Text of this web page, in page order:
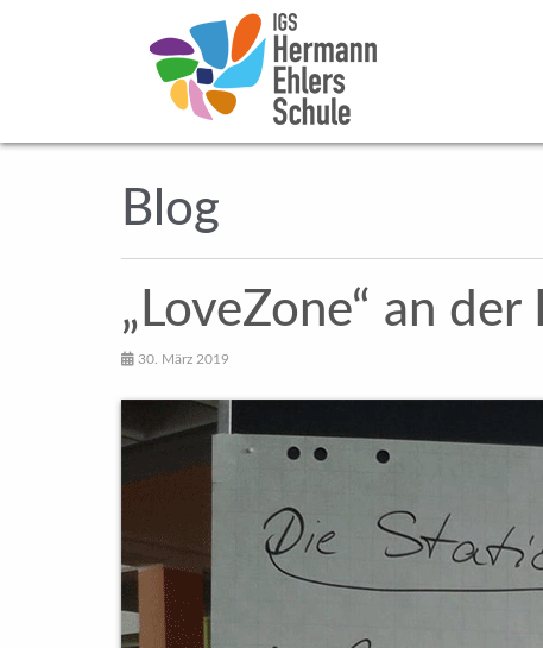
Blog
„Love­Zone“ an
30. März 2019